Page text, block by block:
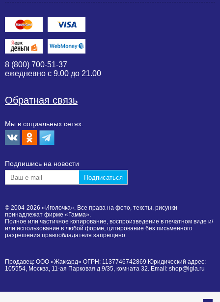
8 (800) 700-51-37
ежедневно с 9.00 до 21.00
Обратная связь
Мы в социальных сетях:
Подпишиcь на новости
© 2004-2026 «Иголочка». Все права на фото, тексты, рисунки
принадлежат фирме «Гамма».
Полное или частичное копирование, воспроизведение в печатном виде и/
или использование в любой форме, цитирование без письменного
разрешения правообладателя запрещено.
Продавец: ООО «Жаккард» ОГРН: 1137746742869 Юридический адрес:
105554, Москва, 11-ая Парковая д.9/35, комната 32. Email: shop@igla.ru